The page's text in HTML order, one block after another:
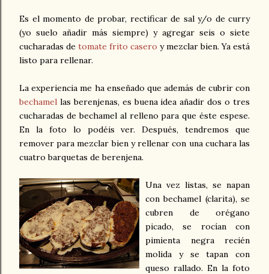
Es el momento de probar, rectificar de sal y/o de curry
(yo suelo añadir más siempre) y agregar seis o siete
cucharadas de tomate frito casero y mezclar bien. Ya está
listo para rellenar.
La experiencia me ha enseñado que además de cubrir con
bechamel las berenjenas, es buena idea añadir dos o tres
cucharadas de bechamel al relleno para que éste espese.
En la foto lo podéis ver. Después, tendremos que
remover para mezclar bien y rellenar con una cuchara las
cuatro barquetas de berenjena.
Una vez listas, se napan
con bechamel (clarita), se
cubren de orégano
picado, se rocían con
pimienta negra recién
molida y se tapan con
queso rallado. En la foto